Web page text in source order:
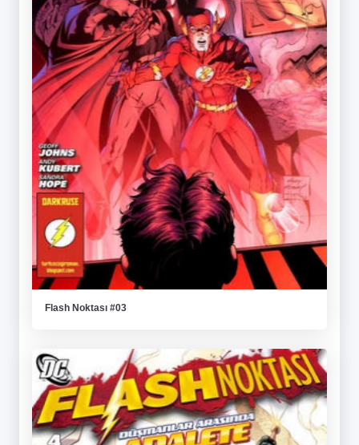
Flash Noktası #03